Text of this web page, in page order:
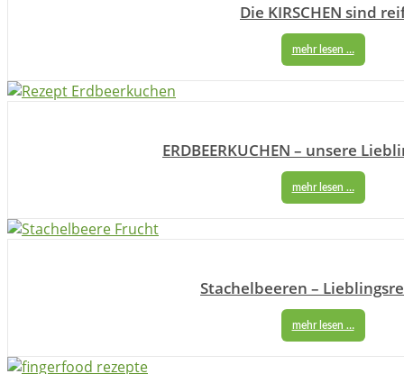
Die KIRSCHEN sind
mehr lesen …
ERDBEERKUCHEN – unsere
mehr lesen …
Stachelbeeren –
mehr lesen …